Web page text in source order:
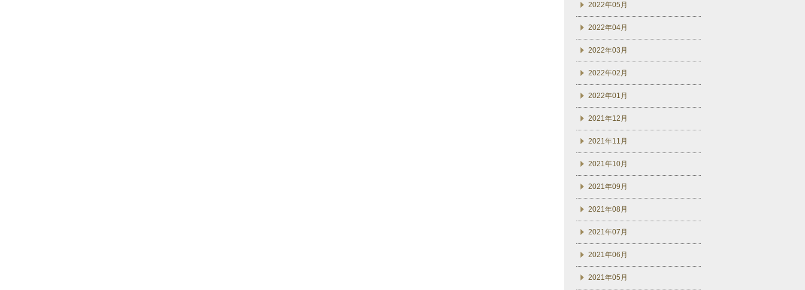
2022年05月
2022年04月
2022年03月
2022年02月
2022年01月
2021年12月
2021年11月
2021年10月
2021年09月
2021年08月
2021年07月
2021年06月
2021年05月